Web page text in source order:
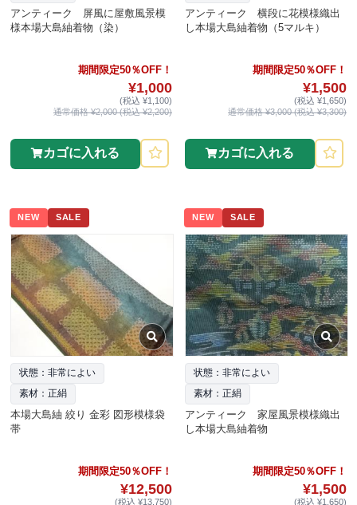
アンティーク 屏風に屋敷風景模
様本場大島紬着物（染）
期間限定50％OFF！
¥1,000
(税込 ¥1,100)
通常価格 ¥2,000 (税込 ¥2,200)
カゴに入れる
アンティーク 横段に花模様織出
し本場大島紬着物（5マルキ）
期間限定50％OFF！
¥1,500
(税込 ¥1,650)
通常価格 ¥3,000 (税込 ¥3,300)
カゴに入れる
NEW SALE
状態：非常によい
素材：正絹
本場大島紬 絞り 金彩 図形模様袋
帯
期間限定50％OFF！
¥12,500
(税込 ¥13,750)
NEW SALE
状態：非常によい
素材：正絹
アンティーク 家屋風景模様織出
し本場大島紬着物
期間限定50％OFF！
¥1,500
(税込 ¥1,650)